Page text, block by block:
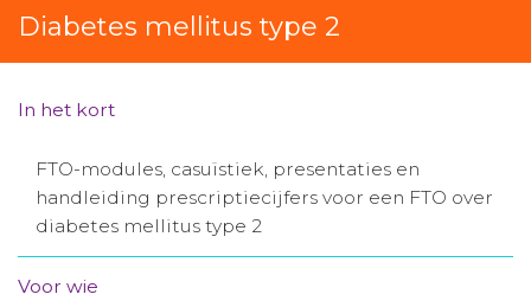
Projecten
Contact
Winkelwagentje
Aanmelden nieuwsbrief
Diabetes mellitus type 2
In het kort
FTO-modules, casuïstiek, presentaties en
handleiding prescriptiecijfers voor een FTO over
diabetes mellitus type 2
Voor wie